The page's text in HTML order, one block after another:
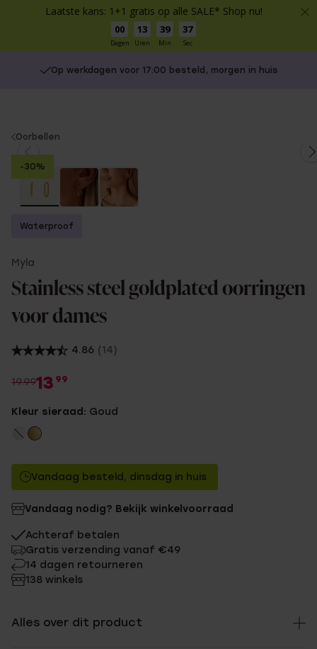
Laatste kans: 1+1 gratis op alle SALE* Shop nu!
00
Dagen
13
Uren
39
Min
37
Sec
Op werkdagen voor 17:00 besteld, morgen in huis
You
are
here:
Oorbellen
-30%
Waterproof
Myla
Stainless steel goldplated oorringen
voor dames
4.86 (14)
19.9913 99
Kleur sieraad: Goud
Vandaag besteld, dinsdag in huis
Vandaag nodig? Bekijk winkelvoorraad
Achteraf betalen
Gratis verzending vanaf €49
14 dagen retourneren
138 winkels
Alles over dit product